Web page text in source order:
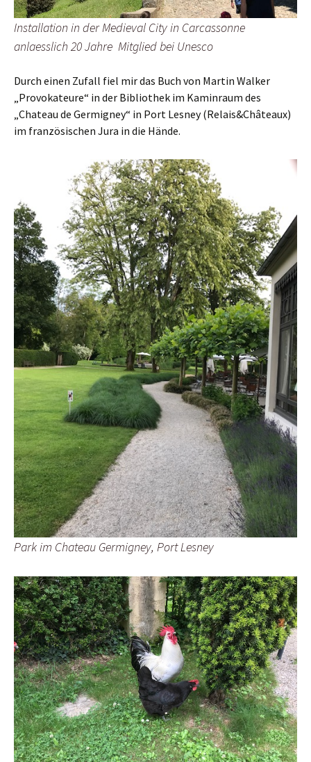
Installation in der Medieval City in Carcassonne
anlaesslich 20 Jahre Mitglied bei Unesco
Durch einen Zufall fiel mir das Buch von Martin Walker
„Provokateure“ in der Bibliothek im Kaminraum des
„Chateau de Germigney“ in Port Lesney (Relais&Châteaux)
im französischen Jura in die Hände.
Park im Chateau Germigney, Port Lesney